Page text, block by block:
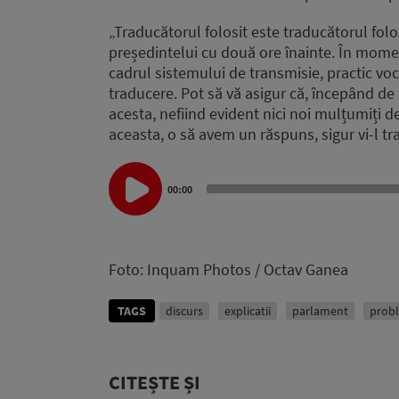
„Traducătorul folosit este traducătorul
președintelui cu două ore înainte. În
cadrul sistemului de transmisie, practic
traducere. Pot să vă asigur că, începând
acesta, nefiind evident nici noi mulțumiți
aceasta, o să avem un răspuns, sigur vi-l
Audio
Player
00:00
Foto: Inquam Photos / Octav Ganea
TAGS discurs explicatii parlament
CITEȘTE ȘI